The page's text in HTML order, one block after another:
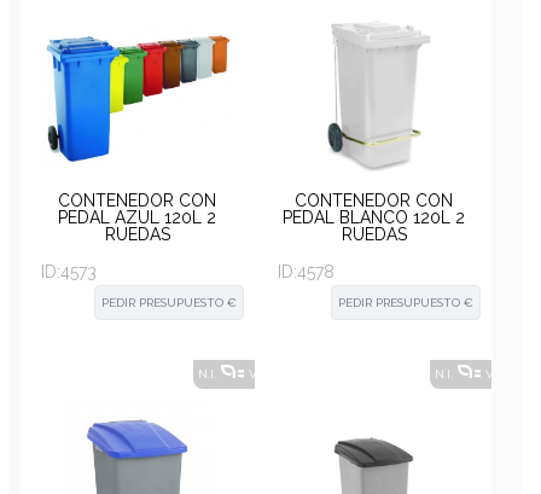
CONTENEDOR CON
PEDAL AZUL 120L 2
RUEDAS
ID:4573
PEDIR PRESUPUESTO €
CONTENEDOR CON
PEDAL BLANCO 120L 2
RUEDAS
ID:4578
PEDIR PRESUPUESTO €
N.I. VER ALTERNATIVAS N.I. VER